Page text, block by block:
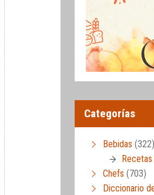
Categorías
Bebidas (322)
Chefs (703)
Diccionario